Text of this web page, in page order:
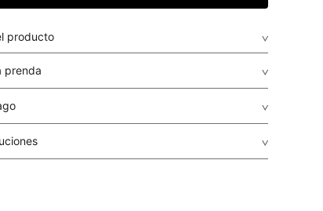
producto
prenda
Visa, Dinners, Master Card y American Express.